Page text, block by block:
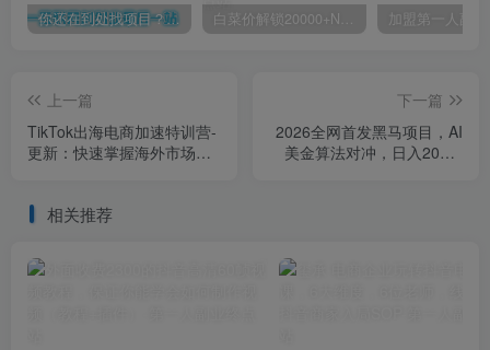
你还在到处找项目？还在当韭菜？我靠卖项目一个月收入5万+，曾经我也是个失败者。 白菜价解锁20000+N个赚钱机会，加入第一人副业终点站会员，全站资源免费学习。
上一篇
TikTok出海电商加速特训营-
更新：快速掌握海外市场运
下一篇
2026全网首发黑马项目，AI
美金算法对冲，日入2000-
相关推荐